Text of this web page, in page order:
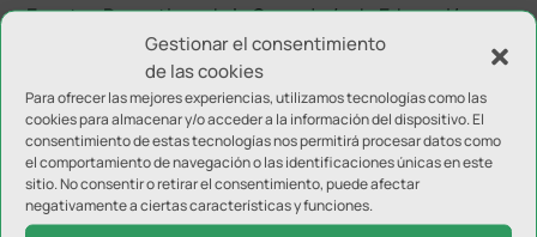
Gestionar el consentimiento
de las cookies
Para ofrecer las mejores experiencias, utilizamos tecnologías como las
cookies para almacenar y/o acceder a la información del dispositivo. El
consentimiento de estas tecnologías nos permitirá procesar datos como
el comportamiento de navegación o las identificaciones únicas en este
sitio. No consentir o retirar el consentimiento, puede afectar
negativamente a ciertas características y funciones.
Eventos Deportivos de la Consejería de Educación y
Deporte, subvenciona un 60% (94.709,66 Euros), por
lo que el Ayuntamiento ha invertido en estas obras
más de 65.000 Euros.